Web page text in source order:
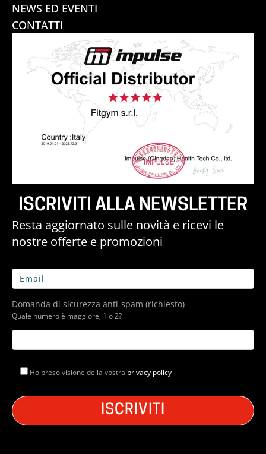
NEWS ED EVENTI
CONTATTI
ISCRIVITI ALLA NEWSLETTER
Resta aggiornato sulle novità e ricevi le
nostre offerte e promozioni
Domanda di sicurezza anti-spam (richiesto)
Quale numero è maggiore, 1 o 2?
Ho preso visione della vostra privacy policy